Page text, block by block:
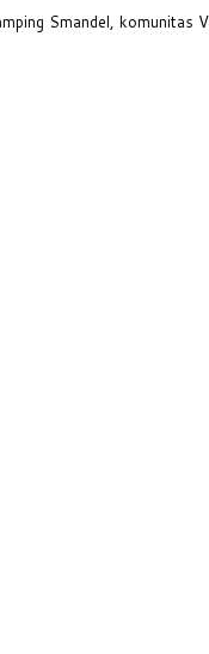
Smandel, komunitas